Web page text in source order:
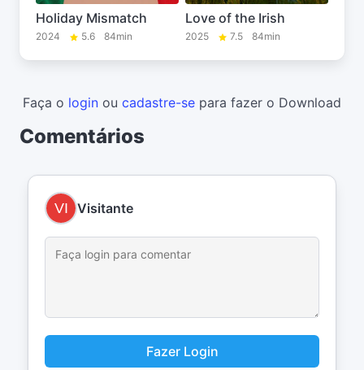
Holiday Mismatch
2024 5.6 84min
Love of the Irish
2025 7.5 84min
Faça o login ou cadastre-se para fazer o Download
Comentários
Visitante
Fazer Login